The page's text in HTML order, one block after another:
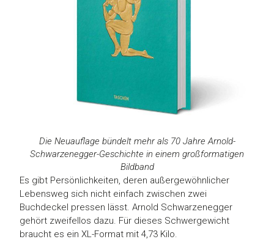
Die Neuauflage bündelt mehr als 70 Jahre Arnold-
Schwarzenegger-Geschichte in einem großformatigen
Bildband
Es gibt Persönlichkeiten, deren außergewöhnlicher
Lebensweg sich nicht einfach zwischen zwei
Buchdeckel pressen lässt. Arnold Schwarzenegger
gehört zweifellos dazu. Für dieses Schwergewicht
braucht es ein XL-Format mit 4,73 Kilo.